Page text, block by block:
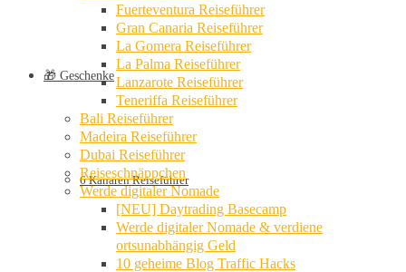
🎁 Geschenke
6 Kanaren Reiseführer
Fuerteventura Reiseführer
Gran Canaria Reiseführer
La Gomera Reiseführer
La Palma Reiseführer
Lanzarote Reiseführer
Teneriffa Reiseführer
Bali Reiseführer
Madeira Reiseführer
Dubai Reiseführer
Reiseschnäppchen
Werde digitaler Nomade
[NEU] Daytrading Basecamp
Werde digitaler Nomade & verdiene
ortsunabhängig Geld
10 geheime Blog Traffic Hacks